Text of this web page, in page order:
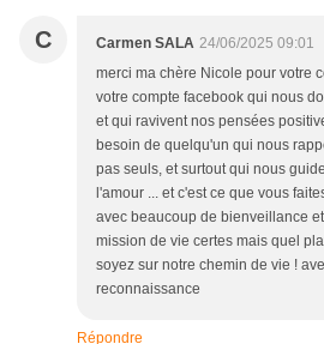
C Carmen SALA 24/06/2025 09:01
merci ma chère Nicole pour votre
votre compte facebook qui nous
et qui ravivent nos pensées
besoin de quelqu'un qui nous
pas seuls, et surtout qui nous
l'amour ... et c'est ce que vous
avec beaucoup de bienveillance
mission de vie certes mais quel
soyez sur notre chemin de vie !
reconnaissance
Répondre